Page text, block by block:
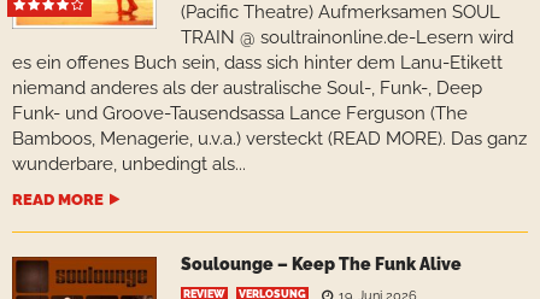
(Pacific Theatre) Aufmerksamen SOUL
TRAIN @ soultrainonline.de-Lesern wird
es ein offenes Buch sein, dass sich hinter dem Lanu-Etikett
niemand anderes als der australische Soul-, Funk-, Deep
Funk- und Groove-Tausendsassa Lance Ferguson (The
Bamboos, Menagerie, u.v.a.) versteckt (READ MORE). Das ganz
wunderbare, unbedingt als...
READ MORE
Soulounge – Keep The Funk Alive
REVIEW VERLOSUNG